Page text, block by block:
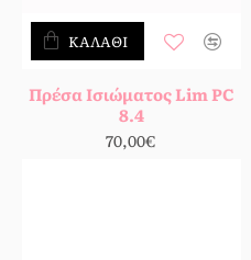
Πρέσα Ισιώματος Lim PC
8.4
70,00€
ΚΑΛΆΘΙ